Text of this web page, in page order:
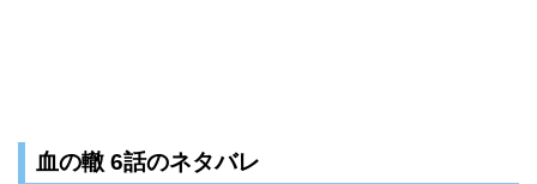
血の轍 6話のネタバレ